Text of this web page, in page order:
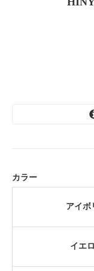
カラー
アイボ
イエ